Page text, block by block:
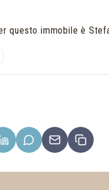
questo immobile è